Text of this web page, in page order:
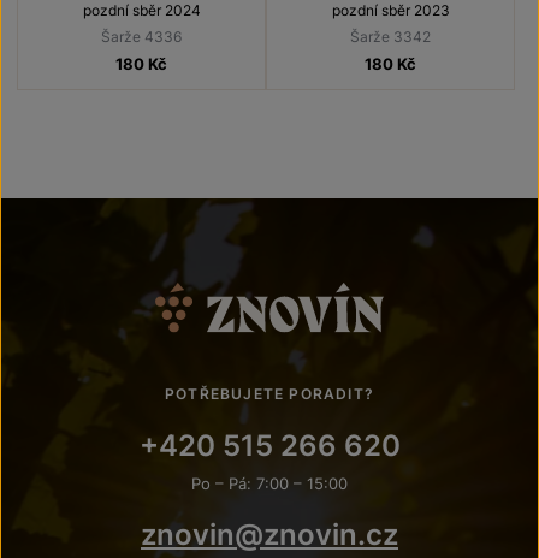
pozdní sběr 2024
Šarže 4336
180 Kč
pozdní sběr 2023
Šarže 3342
180 Kč
POTŘEBUJETE PORADIT?
+420 515 266 620
Po – Pá: 7:00 – 15:00
znovin@znovin.cz